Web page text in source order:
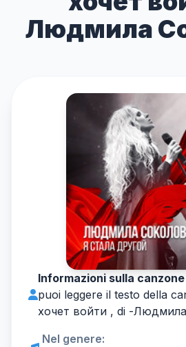
Людмила
Informazioni sulla canzone
puoi leggere il testo della
хочет войти , di -
Nel genere: